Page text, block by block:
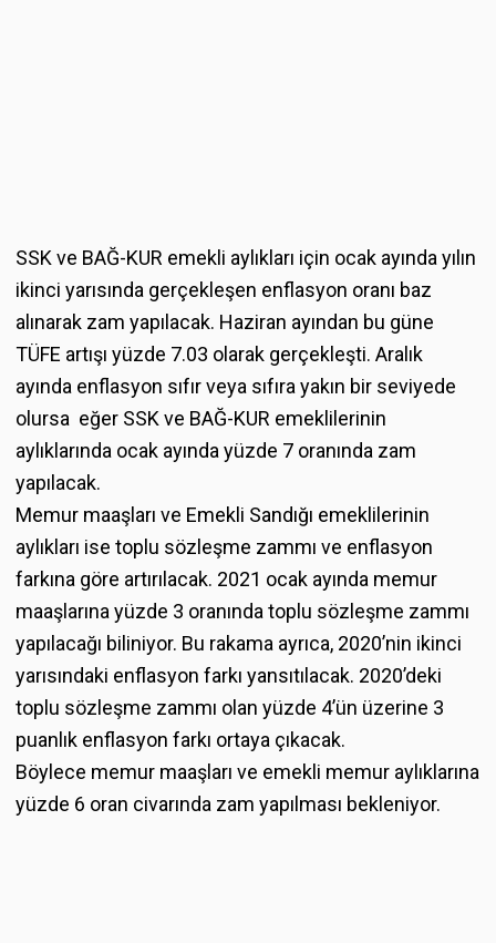
SSK ve BAĞ-KUR emekli aylıkları için ocak ayında yılın
ikinci yarısında gerçekleşen enflasyon oranı baz
alınarak zam yapılacak. Haziran ayından bu güne
TÜFE artışı yüzde 7.03 olarak gerçekleşti. Aralık
ayında enflasyon sıfır veya sıfıra yakın bir seviyede
olursa eğer SSK ve BAĞ-KUR emeklilerinin
aylıklarında ocak ayında yüzde 7 oranında zam
yapılacak.
Memur maaşları ve Emekli Sandığı emeklilerinin
aylıkları ise toplu sözleşme zammı ve enflasyon
farkına göre artırılacak. 2021 ocak ayında memur
maaşlarına yüzde 3 oranında toplu sözleşme zammı
yapılacağı biliniyor. Bu rakama ayrıca, 2020’nin ikinci
yarısındaki enflasyon farkı yansıtılacak. 2020’deki
toplu sözleşme zammı olan yüzde 4’ün üzerine 3
puanlık enflasyon farkı ortaya çıkacak.
Böylece memur maaşları ve emekli memur aylıklarına
yüzde 6 oran civarında zam yapılması bekleniyor.